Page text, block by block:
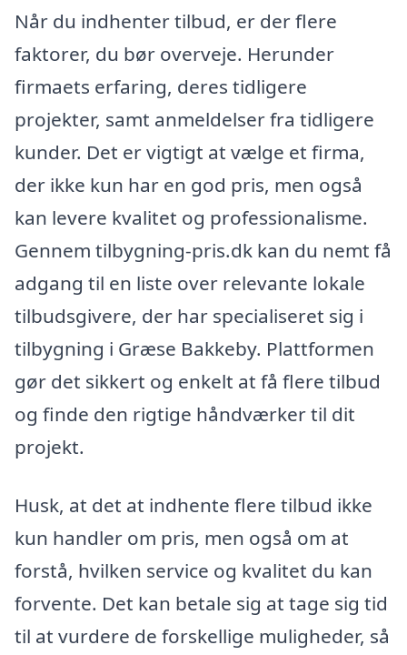
Når du indhenter tilbud, er der flere
faktorer, du bør overveje. Herunder
firmaets erfaring, deres tidligere
projekter, samt anmeldelser fra tidligere
kunder. Det er vigtigt at vælge et firma,
der ikke kun har en god pris, men også
kan levere kvalitet og professionalisme.
Gennem tilbygning-pris.dk kan du nemt få
adgang til en liste over relevante lokale
tilbudsgivere, der har specialiseret sig i
tilbygning i Græse Bakkeby. Plattformen
gør det sikkert og enkelt at få flere tilbud
og finde den rigtige håndværker til dit
projekt.
Husk, at det at indhente flere tilbud ikke
kun handler om pris, men også om at
forstå, hvilken service og kvalitet du kan
forvente. Det kan betale sig at tage sig tid
til at vurdere de forskellige muligheder, så